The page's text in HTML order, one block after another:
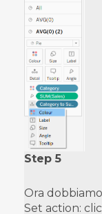
Step 5
Ora
Set action: